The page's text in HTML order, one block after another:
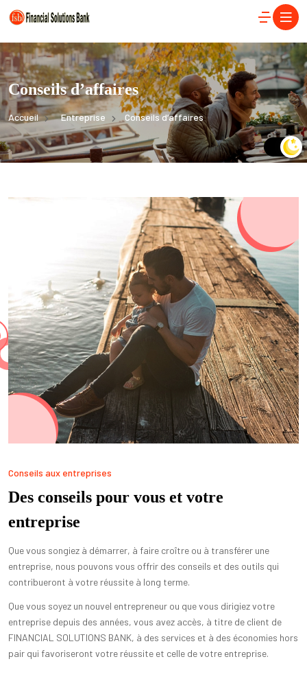
Conseils d’affaires
Accueil Entreprise Conseils d’affaires
Conseils aux entreprises
Des conseils pour vous et votre
entreprise
Que vous songiez à démarrer, à faire croître ou à transférer une
entreprise, nous pouvons vous offrir des conseils et des outils qui
contribueront à votre réussite à long terme.
Que vous soyez un nouvel entrepreneur ou que vous dirigiez votre
entreprise depuis des années, vous avez accès, à titre de client de
FINANCIAL SOLUTIONS BANK, à des services et à des économies hors
pair qui favoriseront votre réussite et celle de votre entreprise.